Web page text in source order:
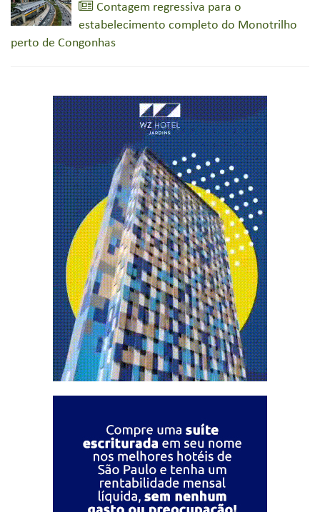
Contagem regressiva para o
estabelecimento completo do Monotrilho
perto de Congonhas